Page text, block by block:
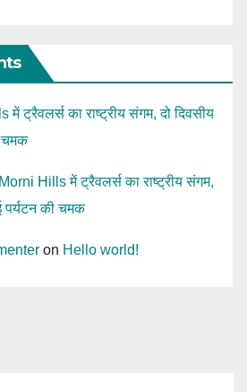
में ट्रैवलर्स का राष्ट्रीय संगम, दो दिवसीय
चमक
Morni Hills में ट्रैवलर्स का राष्ट्रीय संगम,
पर्यटन की चमक
on Hello world!